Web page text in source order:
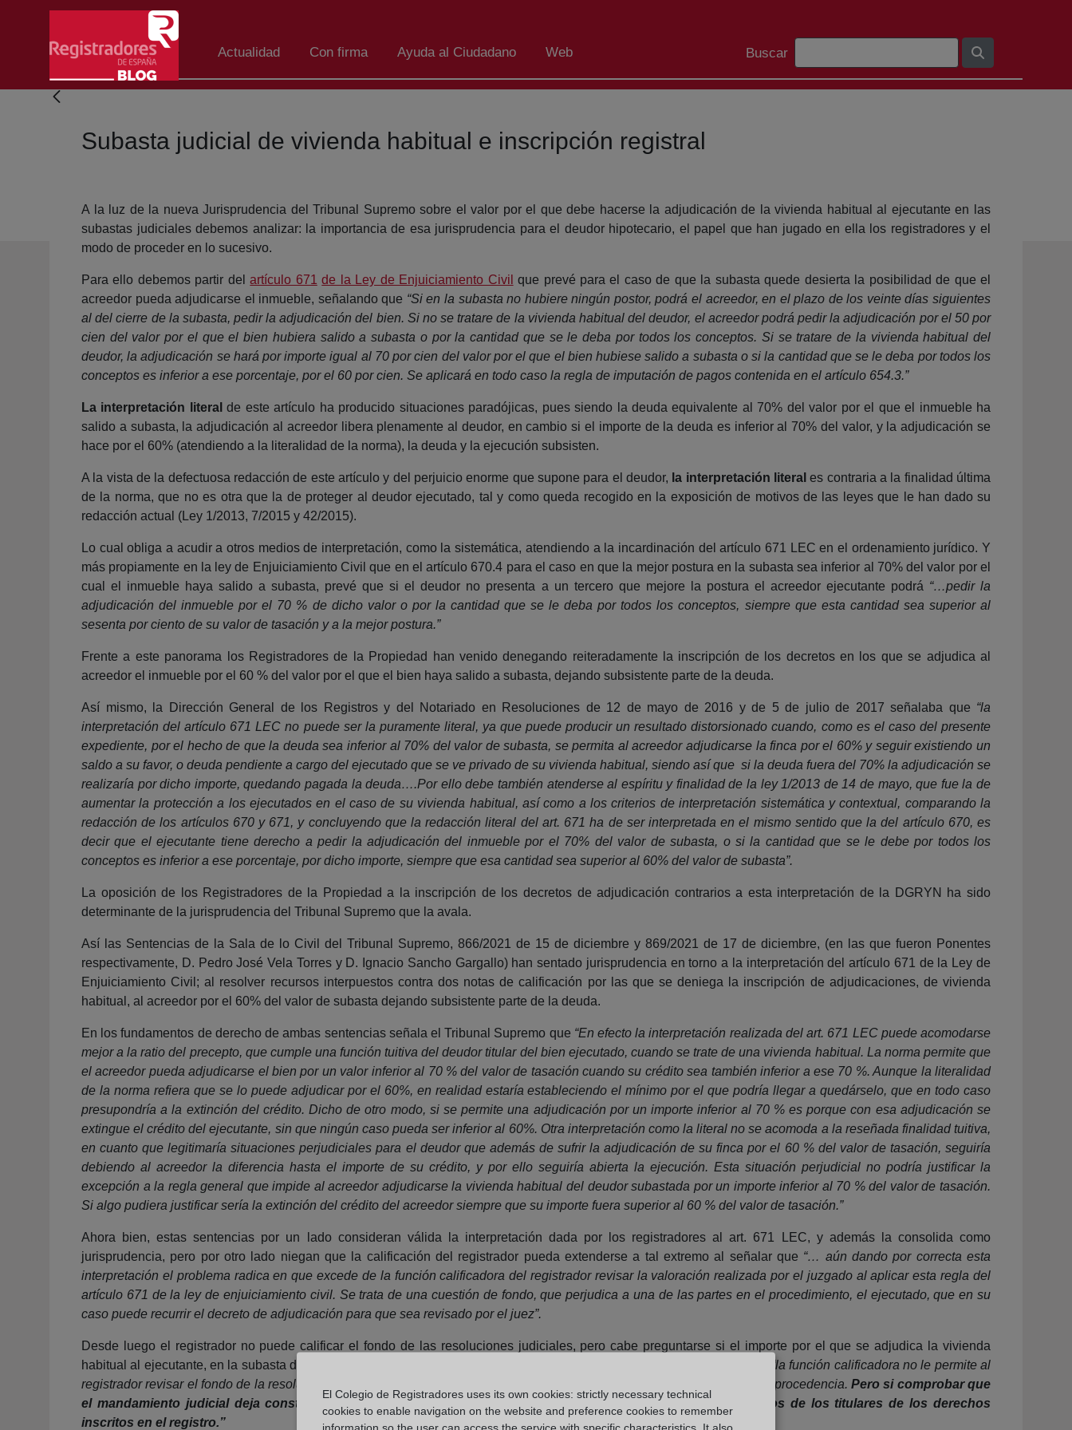
Skip to Main Content
Actualidad Con firma Ayuda al Ciudadano Web
Search Bar
Buscar
Subasta judicial de vivienda habitual e inscripción registral
A la luz de la nueva Jurisprudencia del Tribunal Supremo sobre el valor por el que debe hacerse la adjudicación de la vivienda habitual al ejecutante en las
subastas judiciales debemos analizar: la importancia de esa jurisprudencia para el deudor hipotecario, el papel que han jugado en ella los registradores y el
modo de proceder en lo sucesivo.
Para ello debemos partir delartículo 671 de la Ley de Enjuiciamiento Civil que prevé para el caso de que la subasta quede desierta la posibilidad de que el
acreedor pueda adjudicarse el inmueble, señalando que “Si en la subasta no hubiere ningún postor, podrá el acreedor, en el plazo de los veinte días siguientes
al del cierre de la subasta, pedir la adjudicación del bien. Si no se tratare de la vivienda habitual del deudor, el acreedor podrá pedir la adjudicación por el 50 por
cien del valor por el que el bien hubiera salido a subasta o por la cantidad que se le deba por todos los conceptos. Si se tratare de la vivienda habitual del
deudor, la adjudicación se hará por importe igual al 70 por cien del valor por el que el bien hubiese salido a subasta o si la cantidad que se le deba por todos los
conceptos es inferior a ese porcentaje, por el 60 por cien. Se aplicará en todo caso la regla de imputación de pagos contenida en el artículo 654.3.”
La interpretación literalde este artículo ha producido situaciones paradójicas, pues siendo la deuda equivalente al 70% del valor por el que el inmueble ha
salido a subasta, la adjudicación al acreedor libera plenamente al deudor, en cambio si el importe de la deuda es inferior al 70% del valor, y la adjudicación se
hace por el 60% (atendiendo a la literalidad de la norma), la deuda y la ejecución subsisten.
A la vista de la defectuosa redacción de este artículo y del perjuicio enorme que supone para el deudor, la interpretación literales contraria a la finalidad última
de la norma, que no es otra que la de proteger al deudor ejecutado, tal y como queda recogido en la exposición de motivos de las leyes que le han dado su
redacción actual (Ley 1/2013, 7/2015 y 42/2015).
Lo cual obliga a acudir a otros medios de interpretación, como la sistemática, atendiendo a la incardinación del artículo 671 LEC en el ordenamiento jurídico. Y
más propiamente en la ley de Enjuiciamiento Civil que en el artículo 670.4 para el caso en que la mejor postura en la subasta sea inferior al 70% del valor por el
cual el inmueble haya salido a subasta, prevé que si el deudor no presenta a un tercero que mejore la postura el acreedor ejecutante podrá “…pedir la
adjudicación del inmueble por el 70 % de dicho valor o por la cantidad que se le deba por todos los conceptos, siempre que esta cantidad sea superior al
sesenta por ciento de su valor de tasación y a la mejor postura.”
Frente a este panorama los Registradores de la Propiedad han venido denegando reiteradamente la inscripción de los decretos en los que se adjudica al
acreedor el inmueble por el 60 % del valor por el que el bien haya salido a subasta, dejando subsistente parte de la deuda.
Así mismo, la Dirección General de los Registros y del Notariado en Resoluciones de 12 de mayo de 2016 y de 5 de julio de 2017 señalaba que “la
interpretación del artículo 671 LEC no puede ser la puramente literal, ya que puede producir un resultado distorsionado cuando, como es el caso del presente
expediente, por el hecho de que la deuda sea inferior al 70% del valor de subasta, se permita al acreedor adjudicarse la finca por el 60% y seguir existiendo un
saldo a su favor, o deuda pendiente a cargo del ejecutado que se ve privado de su vivienda habitual, siendo así que si la deuda fuera del 70% la adjudicación se
realizaría por dicho importe, quedando pagada la deuda….Por ello debe también atenderse al espíritu y finalidad de la ley 1/2013 de 14 de mayo, que fue la de
aumentar la protección a los ejecutados en el caso de su vivienda habitual, así como a los criterios de interpretación sistemática y contextual, comparando la
redacción de los artículos 670 y 671, y concluyendo que la redacción literal del art. 671 ha de ser interpretada en el mismo sentido que la del artículo 670, es
decir que el ejecutante tiene derecho a pedir la adjudicación del inmueble por el 70% del valor de subasta, o si la cantidad que se le debe por todos los
conceptos es inferior a ese porcentaje, por dicho importe, siempre que esa cantidad sea superior al 60% del valor de subasta”.
La oposición de los Registradores de la Propiedad a la inscripción de los decretos de adjudicación contrarios a esta interpretación de la DGRYN ha sido
determinante de la jurisprudencia del Tribunal Supremo que la avala.
Así las Sentencias de la Sala de lo Civil del Tribunal Supremo, 866/2021 de 15 de diciembre y 869/2021 de 17 de diciembre, (en las que fueron Ponentes
respectivamente, D. Pedro José Vela Torres y D. Ignacio Sancho Gargallo) han sentado jurisprudencia en torno a la interpretación del artículo 671 de la Ley de
Enjuiciamiento Civil; al resolver recursos interpuestos contra dos notas de calificación por las que se deniega la inscripción de adjudicaciones, de vivienda
habitual, al acreedor por el 60% del valor de subasta dejando subsistente parte de la deuda.
En los fundamentos de derecho de ambas sentencias señala el Tribunal Supremo que “En efecto la interpretación realizada del art. 671 LEC puede acomodarse
mejor a la ratio del precepto, que cumple una función tuitiva del deudor titular del bien ejecutado, cuando se trate de una vivienda habitual. La norma permite que
el acreedor pueda adjudicarse el bien por un valor inferior al 70 % del valor de tasación cuando su crédito sea también inferior a ese 70 %. Aunque la literalidad
de la norma refiera que se lo puede adjudicar por el 60%, en realidad estaría estableciendo el mínimo por el que podría llegar a quedárselo, que en todo caso
presupondría a la extinción del crédito. Dicho de otro modo, si se permite una adjudicación por un importe inferior al 70 % es porque con esa adjudicación se
extingue el crédito del ejecutante, sin que ningún caso pueda ser inferior al 60%. Otra interpretación como la literal no se acomoda a la reseñada finalidad tuitiva,
en cuanto que legitimaría situaciones perjudiciales para el deudor que además de sufrir la adjudicación de su finca por el 60 % del valor de tasación, seguiría
debiendo al acreedor la diferencia hasta el importe de su crédito, y por ello seguiría abierta la ejecución. Esta situación perjudicial no podría justificar la
excepción a la regla general que impide al acreedor adjudicarse la vivienda habitual del deudor subastada por un importe inferior al 70 % del valor de tasación.
Si algo pudiera justificar sería la extinción del crédito del acreedor siempre que su importe fuera superior al 60 % del valor de tasación.”
Ahora bien, estas sentencias por un lado consideran válida la interpretación dada por los registradores al art. 671 LEC, y además la consolida como
jurisprudencia, pero por otro lado niegan que la calificación del registrador pueda extenderse a tal extremo al señalar que “… aún dando por correcta esta
interpretación el problema radica en que excede de la función calificadora del registrador revisar la valoración realizada por el juzgado al aplicar esta regla del
artículo 671 de la ley de enjuiciamiento civil. Se trata de una cuestión de fondo, que perjudica a una de las partes en el procedimiento, el ejecutado, que en su
caso puede recurrir el decreto de adjudicación para que sea revisado por el juez”.
Desde luego el registrador no puede calificar el fondo de las resoluciones judiciales, pero cabe preguntarse si el importe por el que se adjudica la vivienda
habitual al ejecutante, en la subasta desierta, es una cuestión de fondo o es un requisito legal. La propia sala señala que
“la función calificadora no le permite al
registrador revisar el fondo de la resolución judicial en la que se basa el mandamiento, es decir no puede juzgar sobre su procedencia. Pero si comprobar que
el mandamiento judicial deja constancia del cumplimiento de los requisitos legales que preservan los derechos de los titulares de los derechos
inscritos en el registro.”
El Colegio de Registradores uses its own cookies: strictly necessary technical
cookies to enable navigation on the website and preference cookies to remember
information so the user can access the service with specific characteristics. It also